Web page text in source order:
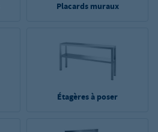
Placards muraux
Étagères à poser